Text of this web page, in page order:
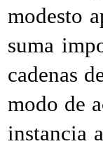
modesto
suma
cadenas
modo de
instancia